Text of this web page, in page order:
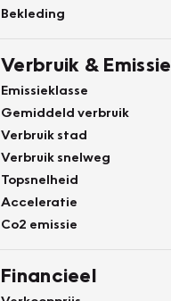
Bekleding
Verbruik & Emissie
Emissieklasse
Gemiddeld verbruik
Verbruik stad
Verbruik snelweg
Topsnelheid
Acceleratie
Co2 emissie
Financieel